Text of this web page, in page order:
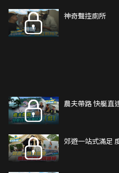
神奇聲控廁所
農夫帶路 快艇直
郊遊一站式滿足